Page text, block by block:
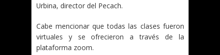
Urbina, director del Pecach.
Cabe mencionar que todas las clases fueron
virtuales y se ofrecieron a través de la
plataforma zoom.